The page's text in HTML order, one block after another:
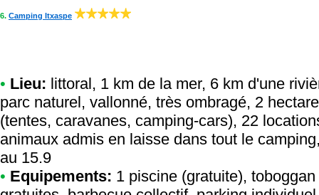
6. Camping Itxaspe
• Lieu: littoral, 1 km de la mer, 6 km d'une
parc naturel, vallonné, très ombragé, 2
(tentes, caravanes, camping-cars), 22
animaux admis en laisse dans tout le
au 15.9
• Equipements: 1 piscine (gratuite),